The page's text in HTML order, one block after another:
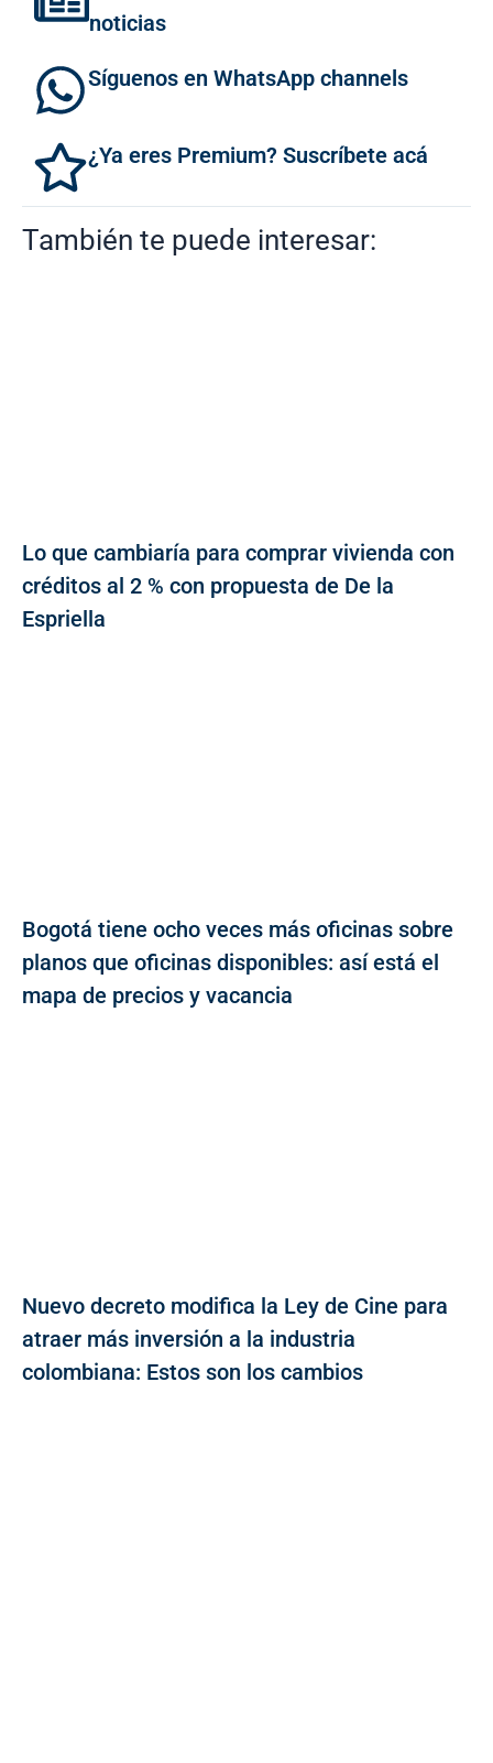
noticias
Síguenos en WhatsApp channels
¿Ya eres Premium? Suscríbete acá
También te puede interesar:
Lo que cambiaría para comprar vivienda con
créditos al 2 % con propuesta de De la
Espriella
Bogotá tiene ocho veces más oficinas sobre
planos que oficinas disponibles: así está el
mapa de precios y vacancia
Nuevo decreto modifica la Ley de Cine para
atraer más inversión a la industria
colombiana: Estos son los cambios